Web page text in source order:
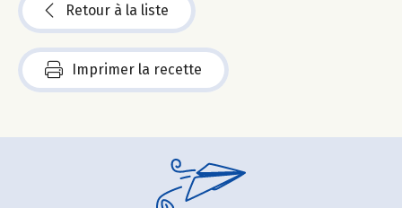
Retour à la liste
Imprimer la recette